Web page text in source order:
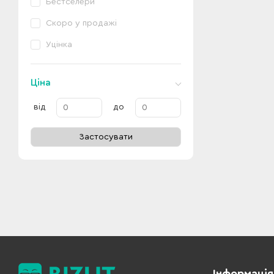
Бестселери
Скоро у продажі
Уцінка
Ціна
від до
Застосувати